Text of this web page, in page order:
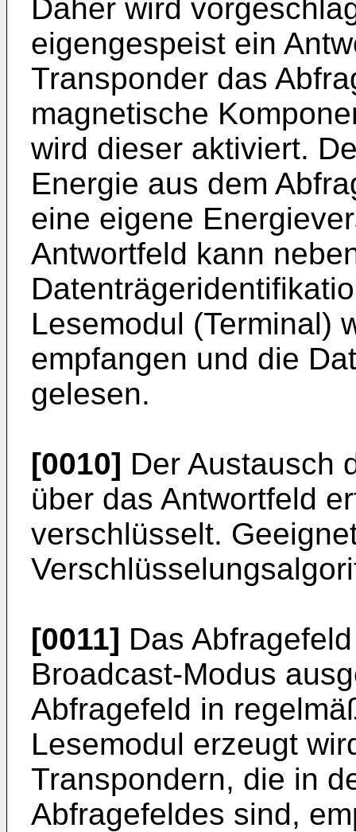
Daher wird
eigengespeist ein
Transponder das
magnetische
wird dieser aktiviert.
Energie aus dem
eine eigene
Antwortfeld kann
Lesemodul (Terminal)
empfangen und die
gelesen.
[0010] Der Austausch
über das Antwortfeld
verschlüsselt.
[0011] Das
Broadcast-Modus
Abfragefeld in
Lesemodul erzeugt
Transpondern, die in
Abfragefeldes sind,